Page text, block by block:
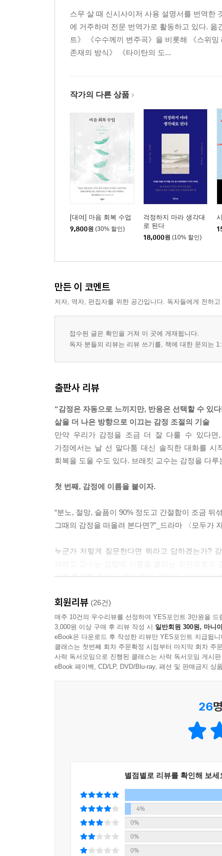
스무 살 때 신시사이저 사용 설명서를 번역한
에 거주하며 전문 번역가로 활동하고 있다.
트》 《수수께끼 변주곡》을 비롯해 《스위
존재의 방식》 《타이탄의 도...
작가의 다른 상품
[대여] 마음 회복 수업
9,800원 (30% 할인)
걱정하지 마라 생각대
로 된다
18,000원 (10% 할인)
만든 이 코멘트
저자, 역자, 편집자를 위한 공간입니다. 독자들에게 전하
접수된 글은 확인을 거쳐 이 곳에 게재됩니다.
독자 분들의 리뷰는 리뷰 쓰기를, 책에 대한 문의는
출판사 리뷰
“감정은 자동으로 느끼지만, 반응은 선택할 수 있
삶을 더 나은 방향으로 이끄는 감정 조절의 기술
만약 우리가 감정을 조금 더 잘 다룰 수 있다면
가정에서는 날 선 말다툼 대신 솔직한 대화를
회복을 도울 수도 있다. 브래킷 교수는 감정을 다
첫 번째, 감정에 이름을 붙이자.
“분노, 절망, 슬픔이 90% 정도고 간절함이 조금 뒤
그때의 감정을 떠올려 본다면?”_드라마 〈모두가
누군가 저렇게 질문한다면 뭐라고 답하겠는가?
이때 활용할 수 있는 것이 ‘무드 미터’다. 무드 미
두 번째, 감정은 느껴지는 대로 두고 반응을 선택하
우리가 느끼는 모든 감정은 저마다 고유한 의미
뿐이다. 하지만 감정에 어떻게 반응할지는 전적으
예를 들어, 배우자가 몹시 거슬리는 말을 했다고
반응하지 않고 차분히 답한다면 상황은 달라질 것
상처에 휘둘리지 않는 쪽을 선택한다.’ 빠르게
감정을 안전하게 받아주고 함께 조율해줄 때 비
도와주면 좋겠어?” “잠시 앉아서 쉴래?”처럼
판단받지 않고 표현할 수 있다고 느끼는 순간, 사
‘감정 지원군’이 되어주는 과정이라고 강조한다.
아이에게 대물림 되는 감정 유산, 어떻게 조절할까?
회원리뷰 (26건)
매주 10건의 우수리뷰를 선정하여 YES포인트 3만원을 드
3,000원 이상 구매 후 리뷰 작성 시 일반회원 300원, 마니
eBook은 다운로드 후 작성한 리뷰만 YES포인트 지급됩니
클래스는 첫번째 회차 주문확정 시점부터 마지막 회차 주
사락 독서모임으로 진행된 클래스는 사락 독서모임 게시
eBook 페이백, CD/LP, DVD/Blu-ray, 패션 및 판매금지 상
26
별점별로 리뷰를 확인해 보세
4%
0%
0%
0%